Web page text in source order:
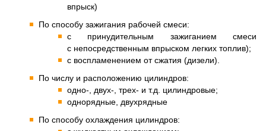
впрыск)
По способу зажигания рабочей смеси:
с принудительным зажиганием смеси
с непосредственным впрыском легких топлив);
с воспламенением от сжатия (дизели).
По числу и расположению цилиндров:
одно-, двух-, трех- и т.д. цилиндровые;
однорядные, двухрядные
По способу охлаждения цилиндров: